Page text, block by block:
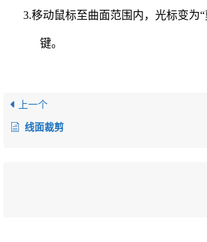
3.移动鼠标至曲面范围内，光标变为
键。
上一个
线面裁剪